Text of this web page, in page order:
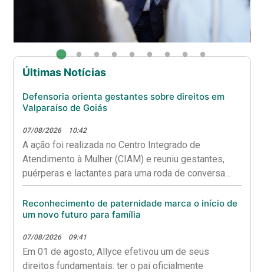
Últimas Notícias
Defensoria orienta gestantes sobre direitos em
Valparaíso de Goiás
07/08/2026 10:42
A ação foi realizada no Centro Integrado de
Atendimento à Mulher (CIAM) e reuniu gestantes,
puérperas e lactantes para uma roda de conversa
sobre saúde materna, aleitamento e garantia de
direitos.
Reconhecimento de paternidade marca o início de
um novo futuro para família
07/08/2026 09:41
Em 01 de agosto, Allyce efetivou um de seus
direitos fundamentais: ter o pai oficialmente